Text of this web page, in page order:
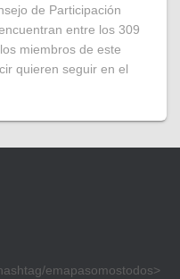
de Participación
entre los 309
miembros de este
quieren seguir en el
emapasomostodos>